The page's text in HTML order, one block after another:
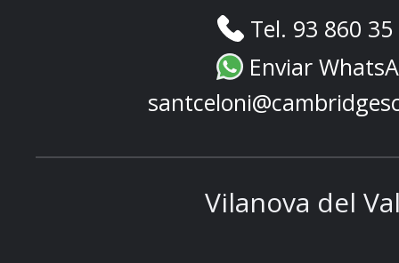
Tel. 93 860
Enviar
Vilanova del